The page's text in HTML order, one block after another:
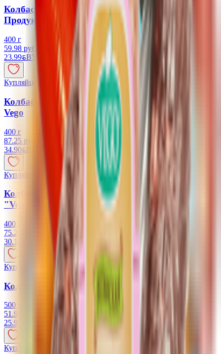
Колбаса ветчинная классическая «Vego»
Продукт растительный
400 г
59.98 руб/кг
23.99BYNBYN
Купляйце Беларускае
Колбаса полукопченая «Сервелат Финский»
Vego
400 г
87.25 руб/кг
34.90BYNBYN
Купляйце Беларускае
Колбаса полукопчёная Сервелат Фирменный
"Vego"
400 г
75.25 руб/кг
30.10
Купляйце Беларускае
Колбаса вареная "Российская" "Vego" 500 гр.
500 г
51.94 руб/кг
25.97
Купляйце Беларускае